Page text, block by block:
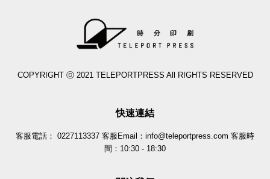
COPYRIGHT ⓒ 2021 TELEPORTPRESS All RIGHTS RESERVED
快速連結
客服電話： 0227113337 客服Email：info@teleportpress.com 客服時
間：10:30 - 18:30